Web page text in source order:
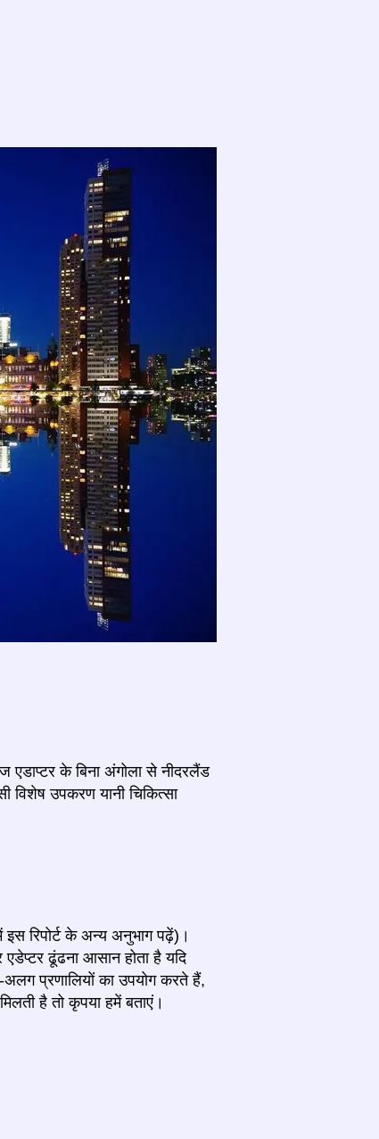
एडाप्टर के बिना अंगोला से नीदरलैंड
विशेष उपकरण यानी चिकित्सा
रिपोर्ट के अन्य अनुभाग पढ़ें)।
ढूंढना आसान होता है यदि
प्रणालियों का उपयोग करते हैं,
है तो कृपया हमें बताएं।